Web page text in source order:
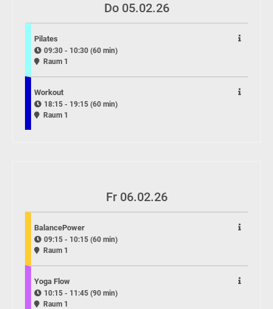
Do 05.02.26
Pilates
09:30 - 10:30 (60 min)
Raum 1
Workout
18:15 - 19:15 (60 min)
Raum 1
Fr 06.02.26
BalancePower
09:15 - 10:15 (60 min)
Raum 1
Yoga Flow
10:15 - 11:45 (90 min)
Raum 1